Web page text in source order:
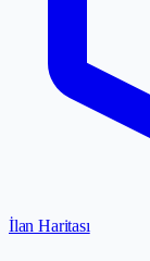
İlan Haritası